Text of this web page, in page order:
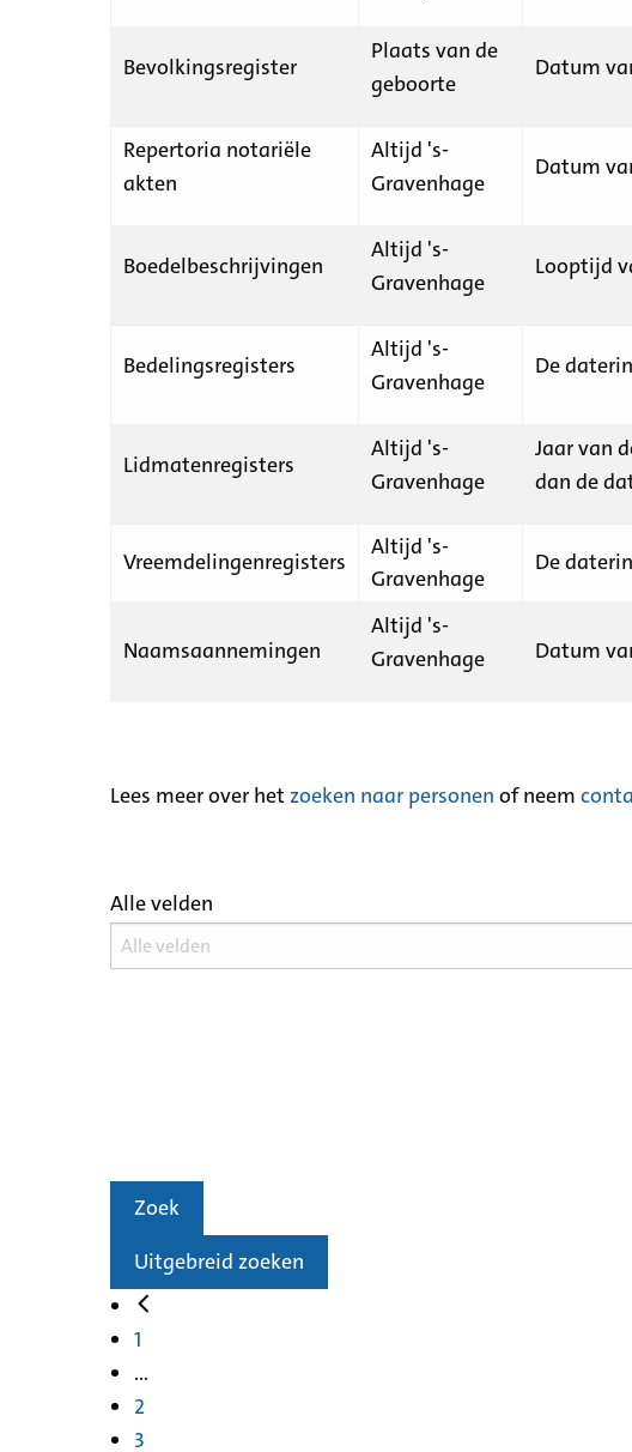
Bevolkingsregister
Plaats van de
geboorte
Datum
Repertoria notariële
akten
Altijd 's-
Gravenhage
Datum
Boedelbeschrijvingen
Altijd 's-
Gravenhage
Looptijd
Bedelingsregisters
Altijd 's-
Gravenhage
De
Lidmatenregisters
Altijd 's-
Gravenhage
Jaar van
dan de
Vreemdelingenregisters
Altijd 's-
Gravenhage
De
Naamsaannemingen
Altijd 's-
Gravenhage
Datum
Lees meer over het zoeken naar personen of neem
Alle velden
Zoek
Uitgebreid zoeken
1
...
2
3